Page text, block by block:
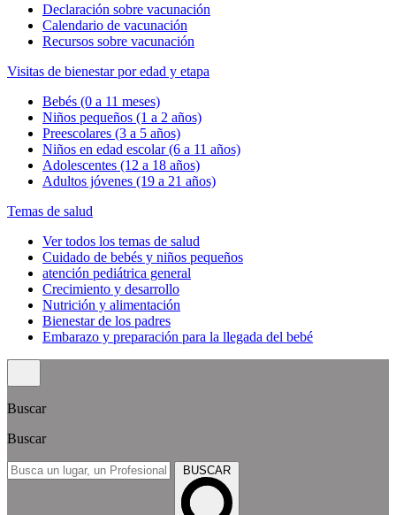
Declaración sobre vacunación
Calendario de vacunación
Recursos sobre vacunación
Visitas de bienestar por edad y etapa
Bebés (0 a 11 meses)
Niños pequeños (1 a 2 años)
Preescolares (3 a 5 años)
Niños en edad escolar (6 a 11 años)
Adolescentes (12 a 18 años)
Adultos jóvenes (19 a 21 años)
Temas de salud
Ver todos los temas de salud
Cuidado de bebés y niños pequeños
atención pediátrica general
Crecimiento y desarrollo
Nutrición y alimentación
Bienestar de los padres
Embarazo y preparación para la llegada del bebé
Buscar
Buscar
BUSCAR